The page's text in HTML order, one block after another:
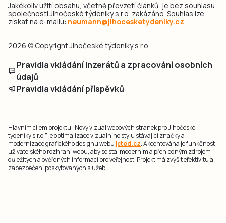
Jakékoliv užití obsahu, včetně převzetí článků, je bez souhlasu
společnosti Jihočeské týdeníky s.r.o. zakázáno. Souhlas lze
získat na e-mailu: neumann@jihocesketydeniky.cz.
2026 © Copyright Jihočeské týdeníky s.r.o.
Pravidla vkládání Inzerátů a zpracování osobních
údajů
Pravidla vkládání příspěvků
Hlavním cílem projektu „Nový vizuál webových stránek pro Jihočeské
týdeníky s.r.o." je optimalizace vizuálního stylu stávající značky a
modernizace grafického designu webu jcted.cz. Akcentována je funkčnost
uživatelského rozhraní webu, aby se stal moderním a přehledným zdrojem
důležitých a ověřených informací pro veřejnost. Projekt má zvýšit efektivitu a
zabezpečení poskytovaných služeb.